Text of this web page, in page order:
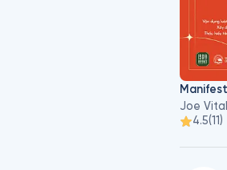
Joe
4.5(11)